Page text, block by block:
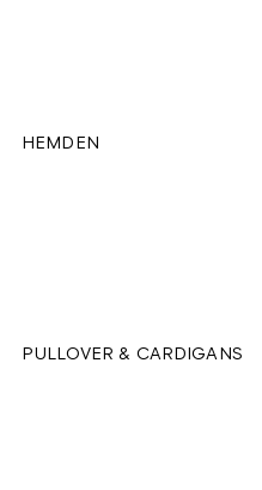
HEMDEN
PULLOVER & CARDIGANS